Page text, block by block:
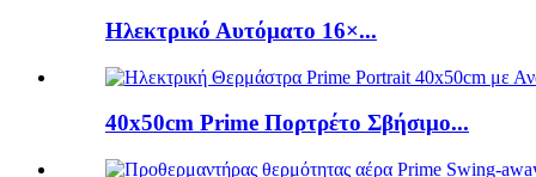
Ηλεκτρικό Αυτόματο 16×...
40x50cm Prime Πορτρέτο Σβήσιμο...